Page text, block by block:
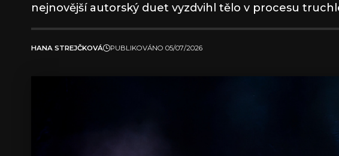
nejnovější autorský duet vyzdvihl tělo v procesu
HANA STREJČKOVÁ PUBLIKOVÁNO 05/07/2026